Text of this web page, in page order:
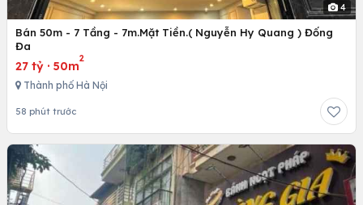
4
Bán 50m - 7 Tầng - 7m.Mặt Tiền.( Nguyễn Hy Quang ) Đống
Đa
27 tỷ · 50m
2
Thành phố Hà Nội
58 phút trước